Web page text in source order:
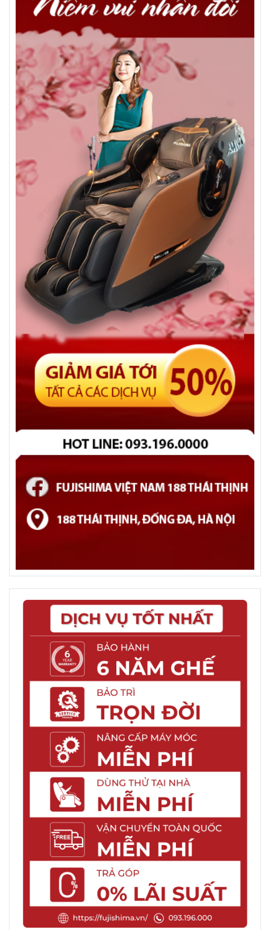
2. Ghế massage Phân Khúc Giá RẻFujishima FJ-
05:
Ghế massage Fujishima FJ-05 là một lựa chọn tuyệt
vời cho những ai muốn trải nghiệm một phong cách
massage chuyên nghiệp trong không gian riêng tư
của mình. Với thiết kế sang trọng và hiện đại, ghế
massage này cung cấp các chức năng massage cơ
bản như massage toàn thân, massage chân, và chế
độ rung. Ngoài ra,
ghế massage toàn thân giá
rẻFujishima FJ-05 cũng có chức năng sưởi ấm, giúp
giảm đau nhức và cung cấp trải nghiệm thư giãn
3. Ghế massage Phân Khúc Giá Rẻ Fujishima FM-
Ghế massage Fujishima FM-1200 là sự kết hợp hoàn
massage toàn thân, massage nhiệt, và chế độ rung.
Ngoài ra, ghế massage Fujishima FM-1200. CŨng
dụng công nghệ tiên tiến, ghế massage Fujishima
FM-1200 cung cấp các chế độ massage đa dạng
như massage xoa bóp, massage lăn, và massage
cắt giảm. Đặc biệt, ghế cũng được trang bị hệ thống
cảm biến thông minh, cho phép điều chỉnh áp lực
massage phù hợp với từng người dùng.
4. Ưu Điểm Của 3 Loại Ghế Massage Phân Khúc
Một ưu điểm đáng kể của top 3 ghế massage giá rẻ
Fujishima là tính di động. Chúng được thiết kế nhẹ
nhàng và dễ dàng di chuyển, cho phép bạn sử dụng
trong nhiều không gian khác nhau, từ phòng khách,
phòng ngủ cho đến văn phòng làm việc. Điều này
giúp bạn tận hưởng một buổi massage thư giãn mọi
lúc, mọi nơi mà không cần phải đến spa hay phòng
massage chuyên nghiệp.